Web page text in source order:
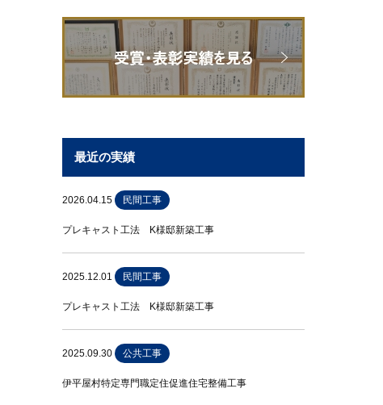
最近の実績
2026.04.15 民間工事
プレキャスト工法 K様邸新築工事
2025.12.01 民間工事
プレキャスト工法 K様邸新築工事
2025.09.30 公共工事
伊平屋村特定専門職定住促進住宅整備工事